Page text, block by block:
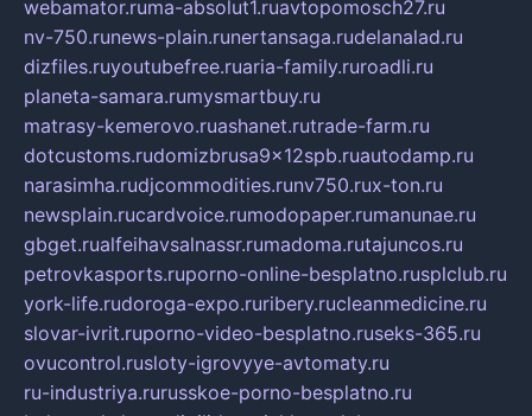
webamator.ruma-absolut1.ruavtopomosch27.ru
nv-750.runews-plain.runertansaga.rudelanalad.ru
dizfiles.ruyoutubefree.ruaria-family.ruroadli.ru
planeta-samara.rumysmartbuy.ru
matrasy-kemerovo.ruashanet.rutrade-farm.ru
dotcustoms.rudomizbrusa9x12spb.ruautodamp.ru
narasimha.rudjcommodities.runv750.rux-ton.ru
newsplain.rucardvoice.rumodopaper.rumanunae.ru
gbget.rualfeihavsalnassr.rumadoma.rutajuncos.ru
petrovkasports.ruporno-online-besplatno.rusplclub.ru
york-life.rudoroga-expo.ruribery.rucleanmedicine.ru
slovar-ivrit.ruporno-video-besplatno.ruseks-365.ru
ovucontrol.rusloty-igrovyye-avtomaty.ru
ru-industriya.rurusskoe-porno-besplatno.ru